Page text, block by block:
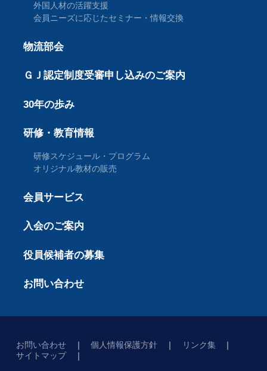
外国人材の活躍支援
会員ニーズに応じたセミナー・情報交換
物流部会
ＧＪ認定制度受審申し込みのご案内
30年の歩み
研修・教育情報
研修スケジュール・プログラム
オリジナル教材の販売
会員サービス
入会のご案内
役員候補者の募集
お問い合わせ
お問い合わせ 個人情報保護方針
リンク集
サイトマップ